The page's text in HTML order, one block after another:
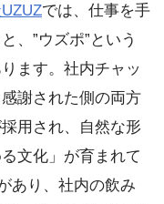
では、仕事を手
、”ウズポ”という
ます。社内チャッ
謝された側の両方
用され、自然な形
文化」が育まれて
あり、社内の飲み